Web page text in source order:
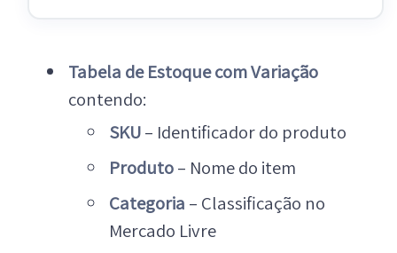
Tabela de Estoque com Variação
contendo:
SKU– Identificador do produto
Produto– Nome do item
Categoria – Classificação no
Mercado Livre